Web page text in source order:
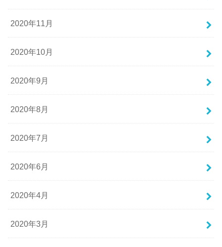
2020年11月
2020年10月
2020年9月
2020年8月
2020年7月
2020年6月
2020年4月
2020年3月